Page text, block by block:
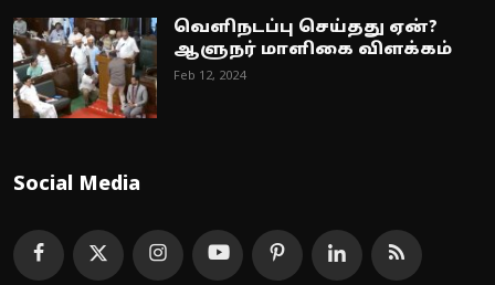
வெளிநடப்பு செய்தது ஏன்?
ஆளுநர் மாளிகை விளக்கம்
Feb 12, 2024
Social Media